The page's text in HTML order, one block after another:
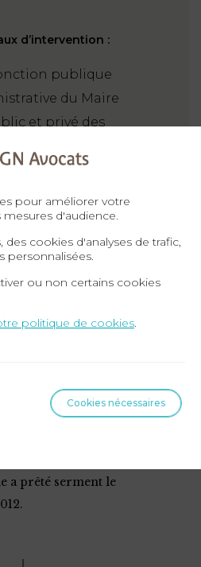
d’intervention :
publique
du Maire
et privé des
et privés
administrative
des collectivités
DE SERMENT
a prêté serment le
pour améliorer votre
d'audience.
des cookies d'analyses de trafic,
personnalisées.
ou non certains cookies
politique de cookies
Cookies nécessaires